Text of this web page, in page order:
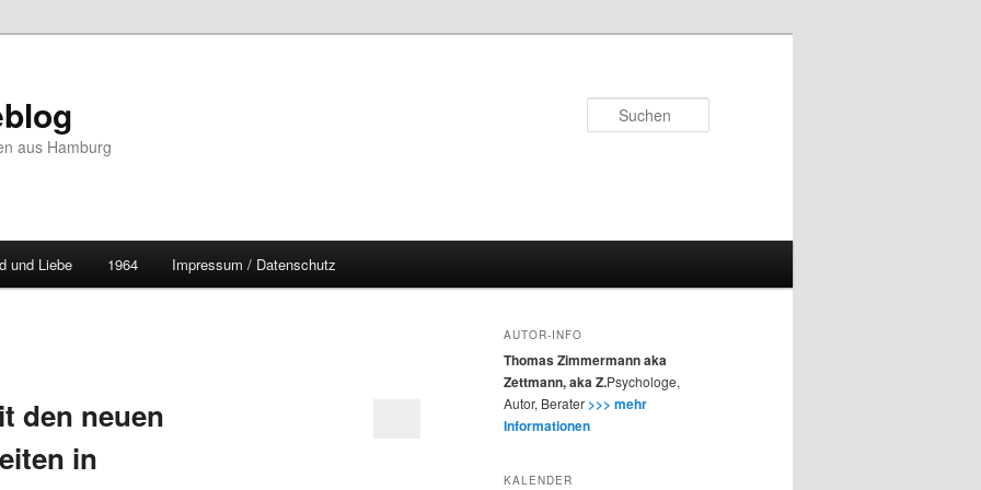
aus Hamburg
und Liebe 1964 Impressum / Datenschutz
den neuen
in
AUTOR-INFO
Thomas Zimmermann aka
Zettmann, aka Z.Psychologe,
Autor, Berater >>> mehr
Informationen
KALENDER